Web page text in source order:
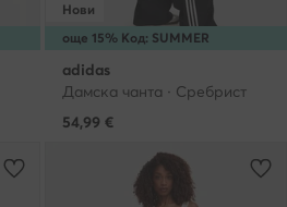
още 15% Код: SUMMER
Нови
adidas
Дамска чанта · Сребрист
54,99 €